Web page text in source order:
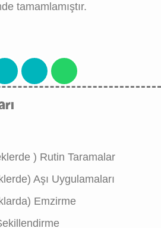
tamamlamıştır.
) Rutin Taramalar
Aşı Uygulamaları
Emzirme